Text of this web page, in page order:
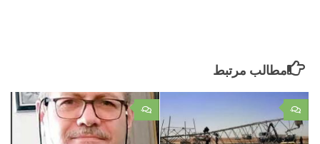
مطالب مرتبط
۰ ۰